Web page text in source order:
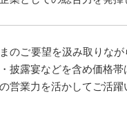
のご要望を汲み取りな
披露宴などを含め価格
営業力を活かしてご活躍